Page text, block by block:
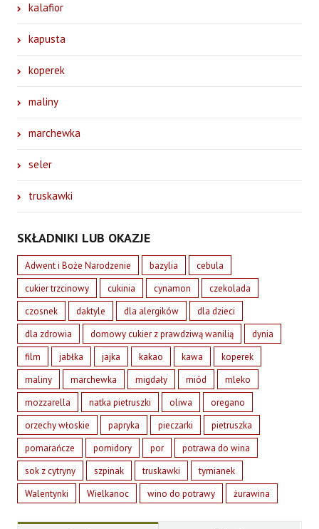
kalafior
kapusta
koperek
maliny
marchewka
seler
truskawki
SKŁADNIKI LUB OKAZJE
Adwent i Boże Narodzenie bazylia
cebula
cukier trzcinowy
cukinia cynamon
czekolada
czosnek
daktyle dla alergików
dla dzieci
dla zdrowia
domowy cukier z prawdziwą wanilią
dynia
film
jabłka jajka kakao kawa
koperek
maliny
marchewka migdały miód
mleko
mozzarella
natka pietruszki oliwa
oregano
orzechy włoskie
papryka pieczarki
pietruszka
pomarańcze
pomidory por
potrawa do wina
sok z cytryny
szpinak truskawki
tymianek
Walentynki
Wielkanoc wino do potrawy żurawina